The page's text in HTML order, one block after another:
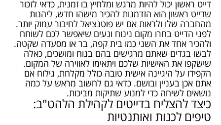
דייט ראשון יכול להיות מרגש ומלחיץ בו זמנית, כדאי לזכור
שדייט ראשון הוא הזדמנות להכיר מישהו חדש, ליהנות
מהחברה שלו ולראות אם יש פוטנציאל לחיבור עמוק יותר.
לפני הדייט בחרו מקום נינוח ונעים שיאפשר לכם לשוחח
ולהכיר אחד את השני כמו בית קפה, בר או מסעדה שקטה.
לבשו בגדים שאתם מרגישים בהם בנוח ומושכים, כאלה
שישקפו את האישיות שלכם ויתאימו לאווירה של המקום.
הקפידו על היגיינה אישית טובה כולל מקלחת, גילוח אם
אתם אכן בעניין ובושם. כדאי גם לחשוב מראש על כמה
נושאים לשיחה כדי למנוע שתיקות מביכות.
כיצד להצליח בדייטים לקהילת הלהט"ב:
טיפים לכנות ואותנטיות